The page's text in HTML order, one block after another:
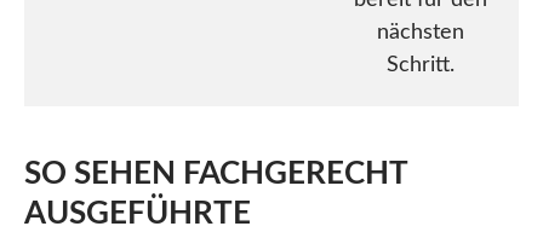
nächsten
Schritt.
SO SEHEN FACHGERECHT
AUSGEFÜHRTE